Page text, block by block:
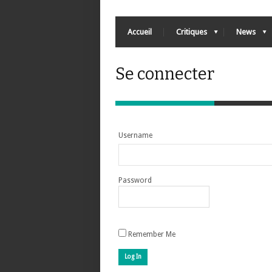
Accueil Critiques News
Se connecter
Username
Password
Remember Me